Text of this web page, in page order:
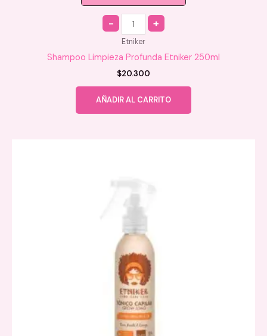
Quantity
Etniker
Shampoo Limpieza Profunda Etniker 250ml
$20.300
AÑADIR AL CARRITO